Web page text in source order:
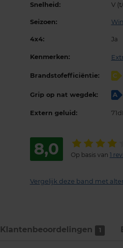
Snelheid: V
Seizoen:
4x4: Ja
Kenmerken:
Brandstofefficiëntie: C
Grip op nat wegdek: A
Extern geluid:
8,0 Op basis van 1
Vergelijk deze band met
Klantenbeoordelingen 1